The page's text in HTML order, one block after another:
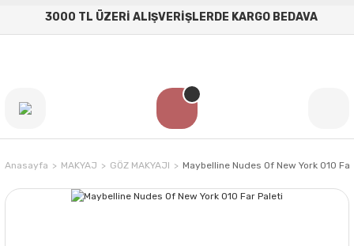
3000 TL ÜZERİ ALIŞVERİŞLERDE KARGO BEDAVA
Anasayfa MAKYAJ GÖZ MAKYAJI Maybelline Nudes Of New York 010